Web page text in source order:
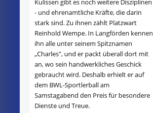
Kulissen gibt es noch weitere Disziplinen
- und ehrenamtliche Kräfte, die darin
stark sind. Zu ihnen zählt Platzwart
Reinhold Wempe. In Langförden kennen
ihn alle unter seinem Spitznamen
„Charles", und er packt überall dort mit
an, wo sein handwerkliches Geschick
gebraucht wird. Deshalb erhielt er auf
dem BWL-Sportlerball am
Samstagabend den Preis für besondere
Dienste und Treue.